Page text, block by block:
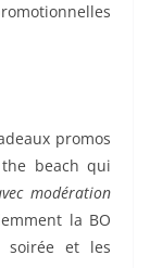
promos
beach qui
modération
la BO
et les